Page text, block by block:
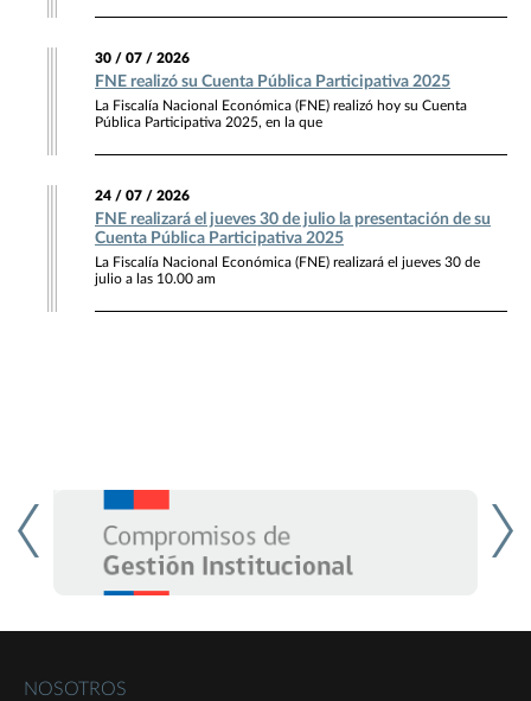
30 / 07 / 2026
FNE realizó su Cuenta Pública Participativa 2025
La Fiscalía Nacional Económica (FNE) realizó hoy su Cuenta
Pública Participativa 2025, en la que
24 / 07 / 2026
FNE realizará el jueves 30 de julio la presentación de su
Cuenta Pública Participativa 2025
La Fiscalía Nacional Económica (FNE) realizará el jueves 30 de
julio a las 10.00 am
NOSOTROS